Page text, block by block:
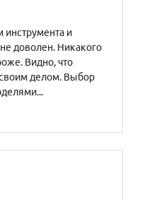
инструмента и
доволен. Никакого
Видно, что
своим делом. Выбор